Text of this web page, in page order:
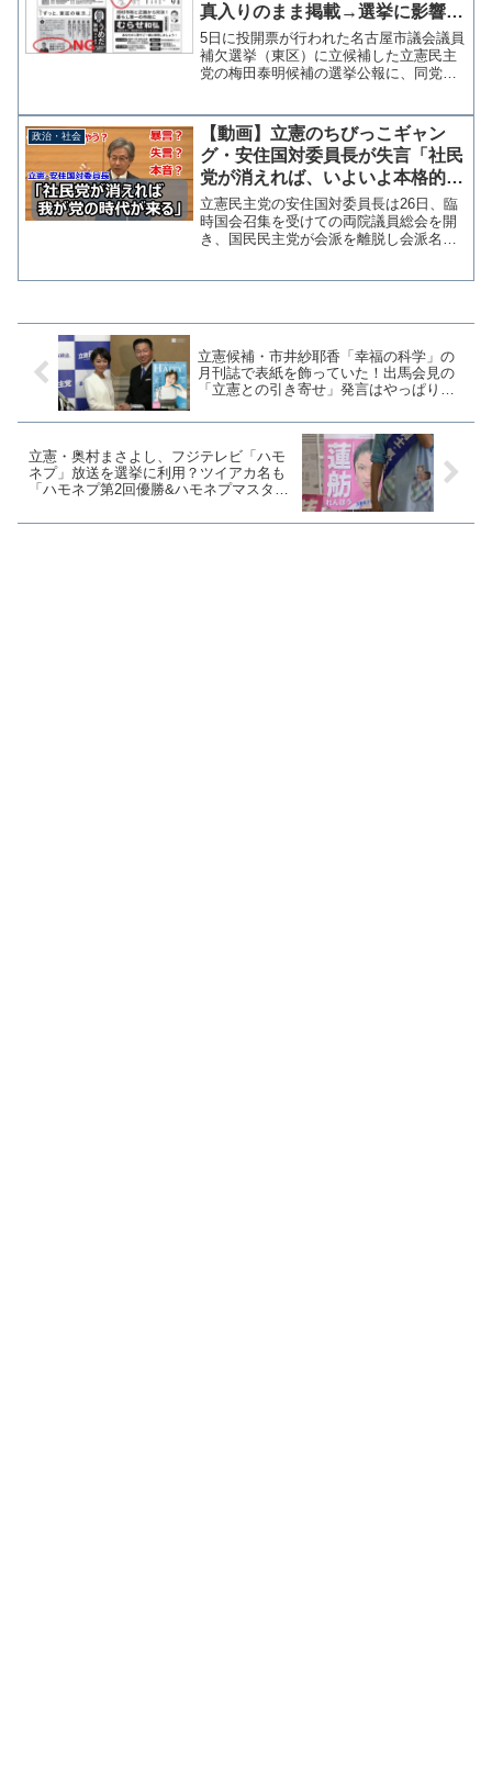
真入りのまま掲載→選挙に影響す
るとの理由で投票終了後に公表
5日に投開票が行われた名古屋市議会議員
補欠選挙（東区）に立候補した立憲民主
党の梅田泰明候補の選挙公報に、同党の
市議会議員選挙公報発行規程では候補者
以外の顔写真は使えない...
政治・社会
【動画】立憲のちびっこギャン
グ・安住国対委員長が失言「社民
党が消えれば、いよいよ本格的に
我が党の時代が来る！会派は減る
が議員はシコシコ増やす」
立憲民主党の安住国対委員長は26日、臨
時国会召集を受けての両院議員総会を開
き、国民民主党が会派を離脱し会派名が
立憲候補・市井紗耶香「幸福の科学」の
月刊誌で表紙を飾っていた！出馬会見の
「立憲との引き寄せ」発言はやっぱりス
立憲・奥村まさよし、フジテレビ「ハモ
ネプ」放送を選挙に利用？ツイアカ名も
「ハモネプ第2回優勝&ハモネプマスタ